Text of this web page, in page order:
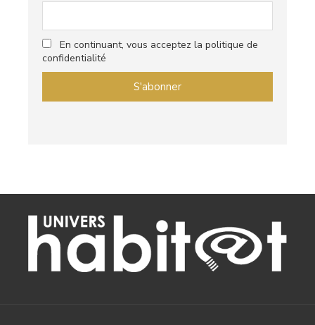
En continuant, vous acceptez la politique de
confidentialité